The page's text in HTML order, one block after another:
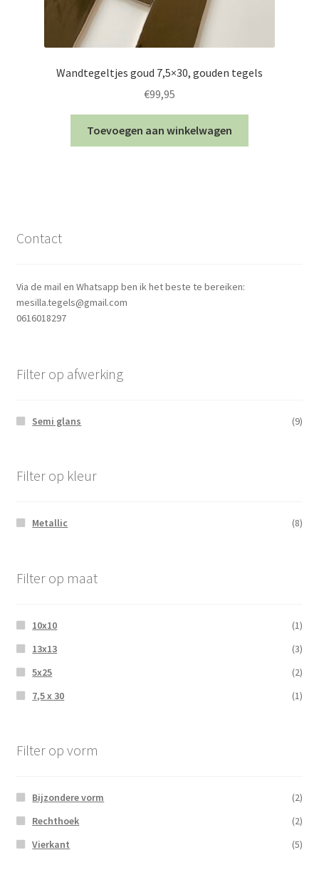
Wandtegeltjes goud 7,5×30, gouden tegels
€99,95
Toevoegen aan winkelwagen
Contact
Via de mail en Whatsapp ben ik het beste te bereiken:
mesilla.tegels@gmail.com
0616018297
Filter op afwerking
Semi glans (9)
Filter op kleur
Metallic (8)
Filter op maat
10x10
(1)
13x13
(3)
5x25
(2)
7,5 x 30
(1)
Filter op vorm
Bijzondere vorm
(2)
Rechthoek
(2)
Vierkant
(5)